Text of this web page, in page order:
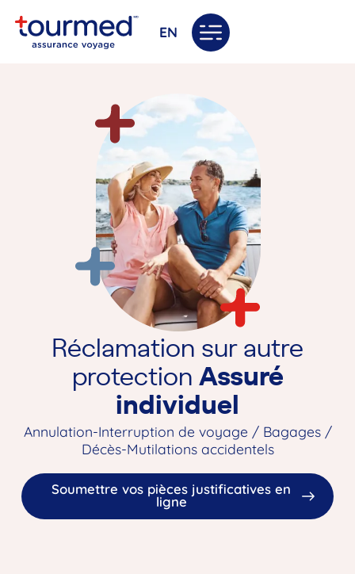
EN
Réclamation sur autre
protection Assuré
individuel
Annulation-Interruption de voyage / Bagages /
Décès-Mutilations accidentels
Soumettre vos pièces justificatives en
ligne